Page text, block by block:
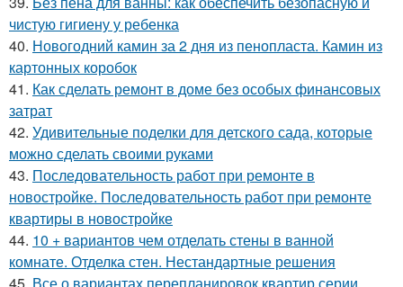
чистую гигиену у ребенка
40. Новогодний камин за 2 дня из пенопласта. Камин из
картонных коробок
41. Как сделать ремонт в доме без особых финансовых
затрат
42. Удивительные поделки для детского сада, которые
можно сделать своими руками
43. Последовательность работ при ремонте в
новостройке. Последовательность работ при ремонте
квартиры в новостройке
44. 10 + вариантов чем отделать стены в ванной
комнате. Отделка стен. Нестандартные решения
45. Все о вариантах перепланировок квартир серии